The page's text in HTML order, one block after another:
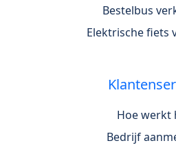
Bestelbus
Elektrische fiets
Hoe werkt
Bedrijf